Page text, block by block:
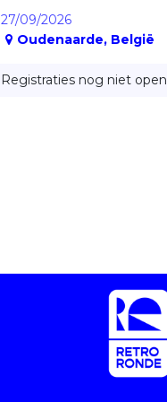
27/09/2026
Oudenaarde, België
Registraties nog niet open